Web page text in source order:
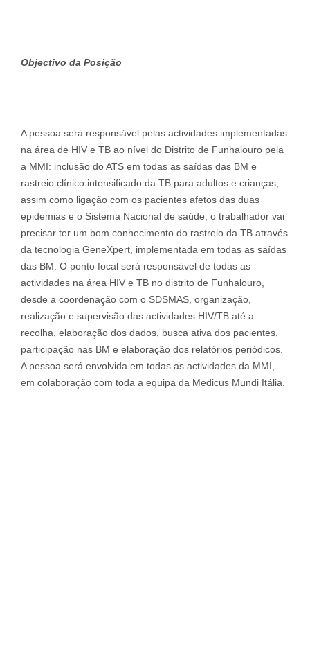
Objectivo da Posição
A pessoa será responsável pelas actividades implementadas
na área de HIV e TB ao nível do Distrito de Funhalouro pela
a MMI: inclusão do ATS em todas as saídas das BM e
rastreio clínico intensificado da TB para adultos e crianças,
assim como ligação com os pacientes afetos das duas
epidemias e o Sistema Nacional de saúde; o trabalhador vai
precisar ter um bom conhecimento do rastreio da TB através
da tecnologia GeneXpert, implementada em todas as saídas
das BM. O ponto focal será responsável de todas as
actividades na área HIV e TB no distrito de Funhalouro,
desde a coordenação com o SDSMAS, organização,
realização e supervisão das actividades HIV/TB até a
recolha, elaboração dos dados, busca ativa dos pacientes,
participação nas BM e elaboração dos relatórios periódicos.
A pessoa será envolvida em todas as actividades da MMI,
em colaboração com toda a equipa da Medicus Mundi Itália.